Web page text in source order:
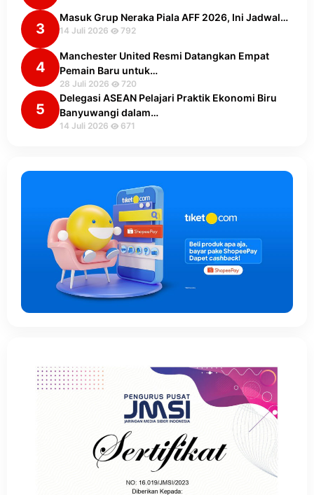
3
Masuk Grup Neraka Piala AFF 2026, Ini Jadwal…
14 Juli 2026 792
4
Manchester United Resmi Datangkan Empat
Pemain Baru untuk…
28 Juli 2026 720
5
Delegasi ASEAN Pelajari Praktik Ekonomi Biru
Banyuwangi dalam…
14 Juli 2026 671